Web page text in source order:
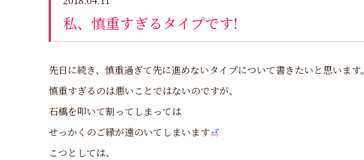
私、慎重すぎるタイプです!
先日に続き、慎重過ぎて先に進めないタイプについて書きたいと思います。
慎重すぎるのは悪いことではないのですが、
石橋を叩いて割ってしまっては
せっかくのご縁が遠のいてしまいます
こつとしては、